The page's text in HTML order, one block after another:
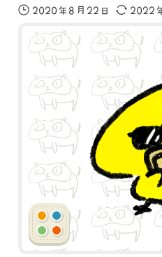
2020年8月22日 2022